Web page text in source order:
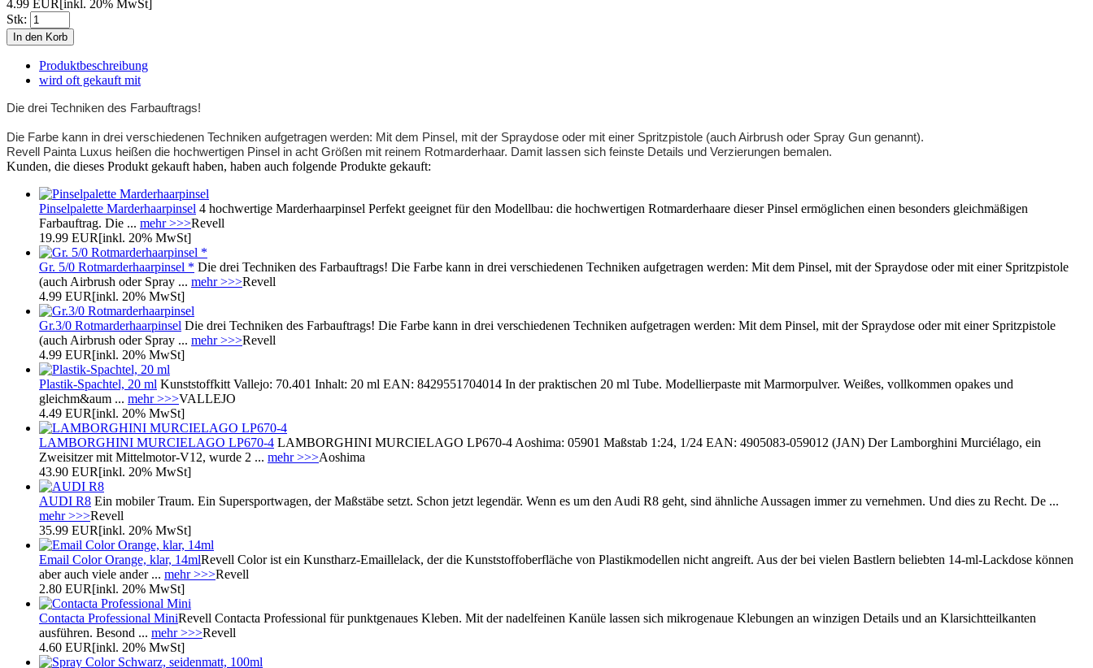
4.99 EUR[inkl. 20% MwSt]
Stk:
Produktbeschreibung
wird oft gekauft mit
Die drei Techniken des Farbauftrags!
Die Farbe kann in drei verschiedenen Techniken aufgetragen werden: Mit dem Pinsel, mit der Spraydose oder mit einer Spritzpistole (auch Airbrush oder Spray Gun genannt).
Revell Painta Luxus heißen die hochwertigen Pinsel in acht Größen mit reinem Rotmarderhaar. Damit lassen sich feinste Details und Verzierungen bemalen.
Kunden, die dieses Produkt gekauft haben, haben auch folgende Produkte gekauft:
Pinselpalette Marderhaarpinsel 4 hochwertige Marderhaarpinsel Perfekt geeignet für den Modellbau: die hochwertigen Rotmarderhaare dieser Pinsel ermöglichen einen besonders gleichmäßigen
Farbauftrag. Die ... mehr >>>Revell
19.99 EUR[inkl. 20% MwSt]
Gr. 5/0 Rotmarderhaarpinsel * Die drei Techniken des Farbauftrags! Die Farbe kann in drei verschiedenen Techniken aufgetragen werden: Mit dem Pinsel, mit der Spraydose oder mit einer Spritzpistole
(auch Airbrush oder Spray ... mehr >>>Revell
4.99 EUR[inkl. 20% MwSt]
Gr.3/0 Rotmarderhaarpinsel Die drei Techniken des Farbauftrags! Die Farbe kann in drei verschiedenen Techniken aufgetragen werden: Mit dem Pinsel, mit der Spraydose oder mit einer Spritzpistole
(auch Airbrush oder Spray ... mehr >>>Revell
4.99 EUR[inkl. 20% MwSt]
Plastik-Spachtel, 20 ml Kunststoffkitt Vallejo: 70.401 Inhalt: 20 ml EAN: 8429551704014 In der praktischen 20 ml Tube. Modellierpaste mit Marmorpulver. Weißes, vollkommen opakes und
gleichm&aum ... mehr >>>VALLEJO
4.49 EUR[inkl. 20% MwSt]
LAMBORGHINI MURCIELAGO LP670-4 LAMBORGHINI MURCIELAGO LP670-4 Aoshima: 05901 Maßstab 1:24, 1/24 EAN: 4905083-059012 (JAN) Der Lamborghini Murciélago, ein
Zweisitzer mit Mittelmotor-V12, wurde 2 ... mehr >>>Aoshima
43.90 EUR[inkl. 20% MwSt]
AUDI R8 Ein mobiler Traum. Ein Supersportwagen, der Maßstäbe setzt. Schon jetzt legendär. Wenn es um den Audi R8 geht, sind ähnliche Aussagen immer zu vernehmen. Und dies zu Recht. De ...
mehr >>>Revell
35.99 EUR[inkl. 20% MwSt]
Email Color Orange, klar, 14mlRevell Color ist ein Kunstharz-Emaillelack, der die Kunststoffoberfläche von Plastikmodellen nicht angreift. Aus der bei vielen Bastlern beliebten 14-ml-Lackdose können
aber auch viele ander ... mehr >>>Revell
2.80 EUR[inkl. 20% MwSt]
Contacta Professional MiniRevell Contacta Professional für punktgenaues Kleben. Mit der nadelfeinen Kanüle lassen sich mikrogenaue Klebungen an winzigen Details und an Klarsichtteilkanten
ausführen. Besond ... mehr >>>Revell
4.60 EUR[inkl. 20% MwSt]